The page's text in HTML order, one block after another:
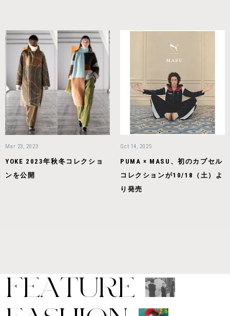
Mar 23, 2023
YOKE 2023年秋冬コレクショ
ンを公開
Oct 14, 2025
PUMA × MASU、初のカプセル
コレクションが10/18（土）よ
り発売
FEATURE